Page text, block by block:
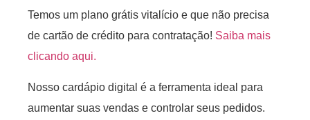
Temos um plano grátis vitalício e que não precisa
de cartão de crédito para contratação! Saiba mais
clicando aqui.
Nosso cardápio digital é a ferramenta ideal para
aumentar suas vendas e controlar seus pedidos.